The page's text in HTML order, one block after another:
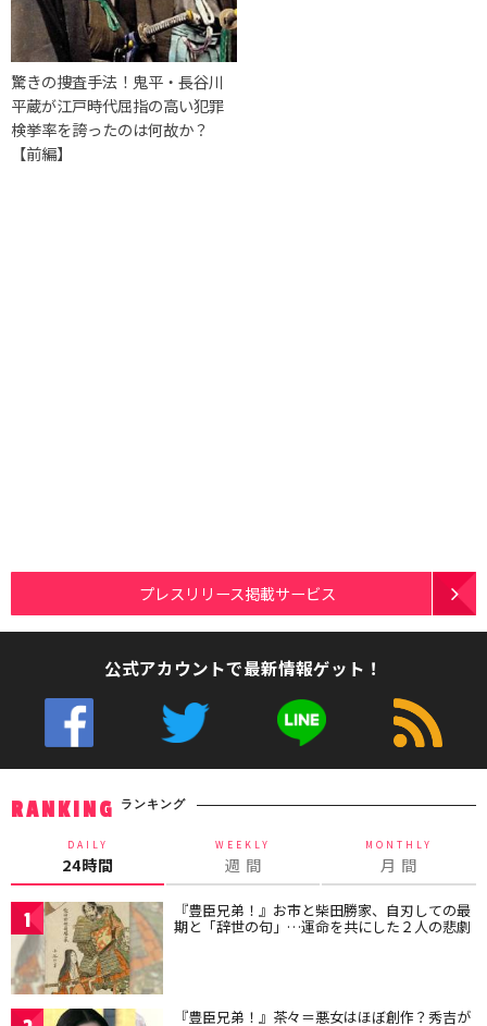
驚きの捜査手法！鬼平・長谷川
平蔵が江戸時代屈指の高い犯罪
検挙率を誇ったのは何故か？
【前編】
プレスリリース掲載サービス
公式アカウントで最新情報ゲット！
RANKING ランキング
DAILY
24時間
WEEKLY
週 間
MONTHLY
月 間
1 『豊臣兄弟！』お市と柴田勝家、自刃しての最
期と「辞世の句」…運命を共にした２人の悲劇
『豊臣兄弟！』茶々＝悪女はほぼ創作？秀吉が